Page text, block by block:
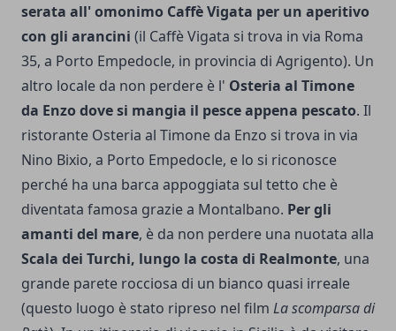
serata all' omonimo Caffè Vigata per un aperitivo
con gli arancini (il Caffè Vigata si trova in via Roma
35, a Porto Empedocle, in provincia di Agrigento). Un
altro locale da non perdere è l' Osteria al Timone
da Enzo dove si man­gia il pesce appena pescato. Il
ristorante Osteria al Timone da Enzo si trova in via
Nino Bixio, a Porto Empedocle, e lo si riconosce
perché ha una barca appoggiata sul tetto che è
diventata famosa grazie a Montalbano. Per gli
amanti del mare, è da non perdere una nuotata alla
Scala dei Turchi, lungo la costa di Realmonte, una
gran­de parete rocciosa di un bianco quasi irreale
(questo luogo è stato ripreso nel film La scomparsa di